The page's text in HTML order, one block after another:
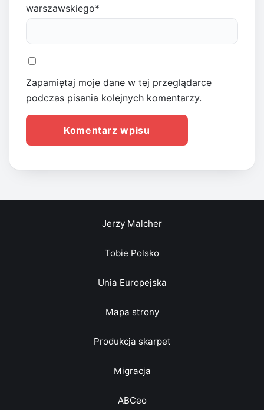
warszawskiego*
Zapamiętaj moje dane w tej przeglądarce
podczas pisania kolejnych komentarzy.
Jerzy Malcher
Tobie Polsko
Unia Europejska
Mapa strony
Produkcja skarpet
Migracja
ABCeo